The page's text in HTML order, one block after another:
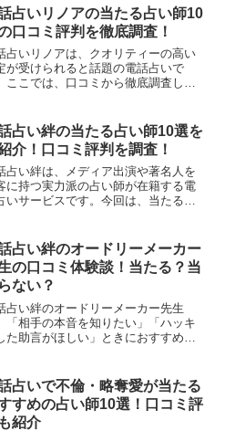
今すぐ直接相談したい場合は、お得
ャンペーンがある...
占いリノアの当たる占い師10
口コミ評判を徹底調査！
占いリノアは、クオリティーの高い
が受けられると話題の電話占いで
ここでは、口コミから徹底調査した
今なら新規会員登録するだけで10分
無料鑑定をしてもらえ...
占い絆の当たる占い師10選を
介！口コミ評判を調査！
占い絆は、メディア出演や著名人を
に持つ実力派の占い師が在籍する電
いサービスです。今回は、当たる占
円プレゼントと、すべての占い師が
間無料にな...
占い絆のオードリーメーカー
の口コミ体験談！当たる？当
ない？
占い絆のオードリーメーカー先生
「相手の本音を知りたい」「ハッキ
た助言がほしい」ときにおすすめの
口コミをご紹介します。ぜひ参考に
みてくださいね。＼無料登...
占いで不倫・略奪愛が当たる
すめの占い師10選！口コミ評
紹介